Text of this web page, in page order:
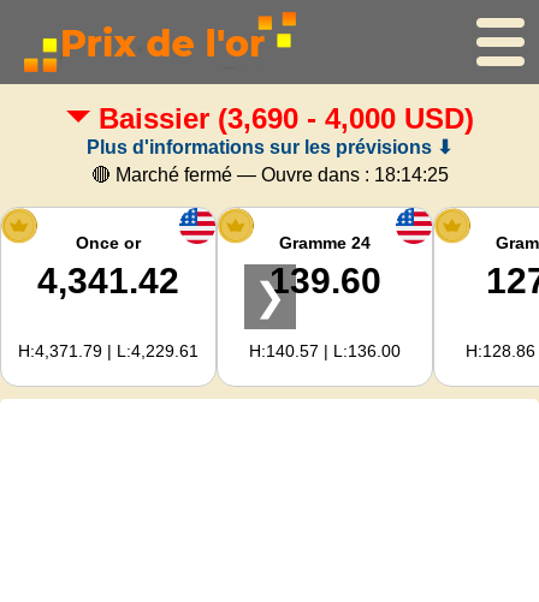
Accueil
Cours de l'or
Cours de l'argent
Calculateur d'or
Pour les Webmasters
Baissier(3,690 - 4,000 USD)
Plus d'informations sur les prévisions ⬇
🔴 Marché fermé — Ouvre dans : 18:14:24
Once or
4,341.42
H:4,371.79 | L:4,229.61
Gramme 24
139.60
H:140.57 | L:136.00
❯